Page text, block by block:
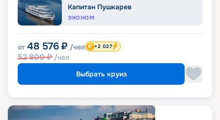
Капитан Пушкарев
ЭКОНОМ
от 48 576 ₽ /чел
52 800₽ /чел
+2 027
Выбрать круиз